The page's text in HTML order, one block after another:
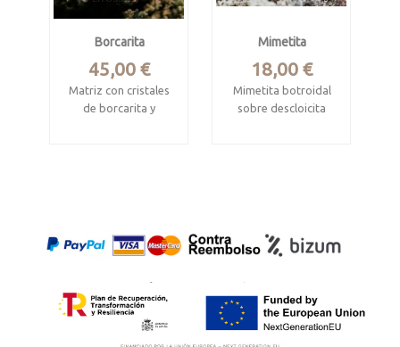
Borcarita
Precio
45,00 €
Matriz con cristales
de borcarita y
Mimetita
Precio
18,00 €
Mimetita botroidal
sobre descloicita